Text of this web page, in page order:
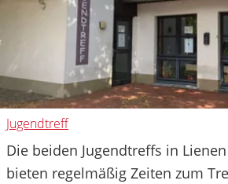
Jugendtreff
Die beiden Jugendtreffs in
bieten regelmäßig Zeiten zum